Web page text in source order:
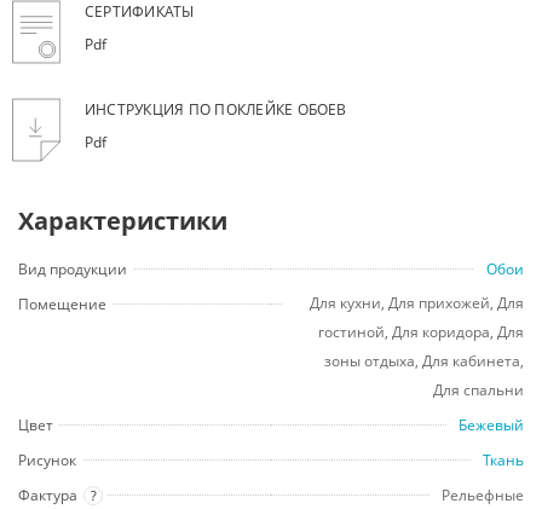
СЕРТИФИКАТЫ
Pdf
ИНСТРУКЦИЯ ПО ПОКЛЕЙКЕ ОБОЕВ
Pdf
Характеристики
Вид продукции
Обои
Помещение
Для кухни, Для прихожей, Для
гостиной, Для коридора, Для
зоны отдыха, Для кабинета,
Для спальни
Цвет
Бежевый
Рисунок
Ткань
Фактура
? Рельефные